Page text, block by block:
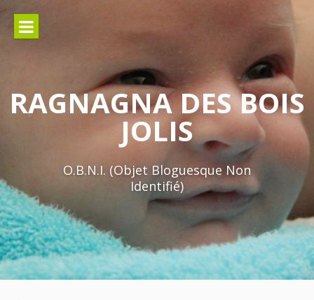
contenu
RAGNAGNA DES BOIS
JOLIS
O.B.N.I. (Objet Bloguesque Non
Identifié)